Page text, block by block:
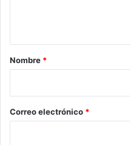
r
*
Nombre *
Correo electrónico *